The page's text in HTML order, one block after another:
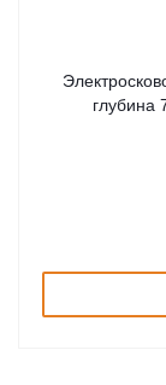
глубина